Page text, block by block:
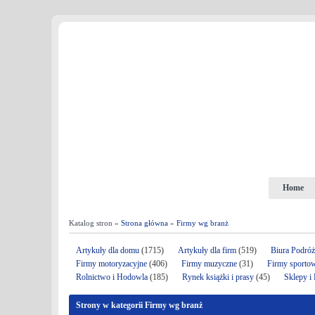
Home
Katalog stron » Strona główna » Firmy wg branż
Artykuły dla domu (1715) Artykuły dla firm (519)
Biura
Firmy motoryzacyjne (406) Firmy muzyczne (31)
Firmy
Rolnictwo i Hodowla (185) Rynek książki i prasy (45) Sklepy i
Strony w kategorii Firmy wg branż